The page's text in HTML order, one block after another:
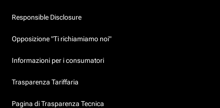
Responsible Disclosure
Opposizione "Ti richiamiamo noi"
Informazioni per i consumatori
Trasparenza Tariffaria
Pagina di Trasparenza Tecnica